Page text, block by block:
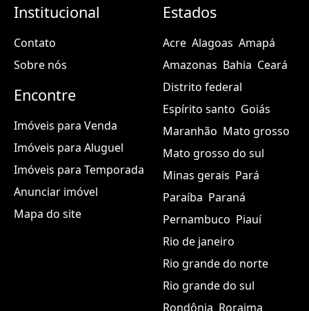
Institucional
Contato
Sobre nós
Encontre
Imóveis para Venda
Imóveis para Aluguel
Imóveis para Temporada
Anunciar imóvel
Mapa do site
Estados
Acre Alagoas Amapá
Amazonas Bahia Ceará
Distrito federal
Espírito santo Goiás
Maranhão Mato grosso
Mato grosso do sul
Minas gerais Pará
Paraíba Paraná
Pernambuco Piauí
Rio de janeiro
Rio grande do norte
Rio grande do sul
Rondônia Roraima